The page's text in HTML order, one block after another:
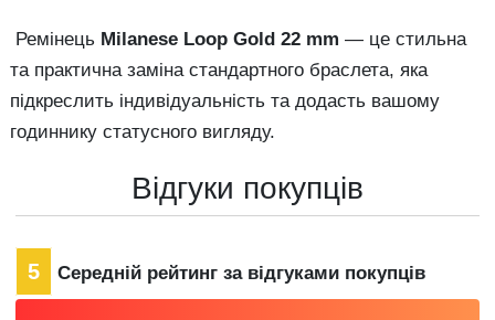
Ремінець Milanese Loop Gold 22 mm — це стильна
та практична заміна стандартного браслета, яка
підкреслить індивідуальність та додасть вашому
годиннику статусного вигляду.
Відгуки покупців
5 Середній рейтинг за відгуками покупців